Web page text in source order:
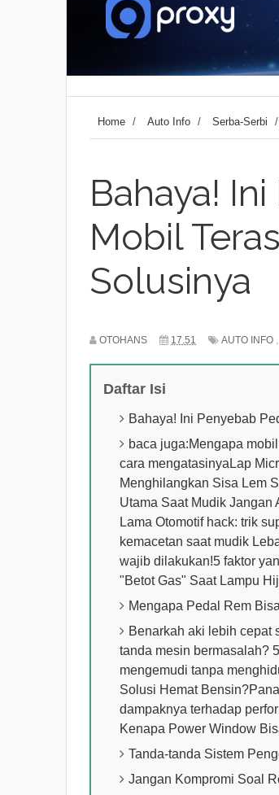
Home / Auto Info / Serba-Serbi /
Bahaya!
Mobil
Solusinya
OTOHANS 17.51 AUTO INFO ,
Daftar Isi
Bahaya! Ini Penyebab
baca juga:Mengapa
cara mengatasinyaLap
Menghilangkan Sisa Lem
Utama Saat Mudik Jangan
Lama Otomotif hack: trik
kemacetan saat mudik
wajib dilakukan!5 faktor
"Betot Gas" Saat Lampu
Mengapa Pedal Rem
Benarkah aki lebih cepat
tanda mesin bermasalah?
mengemudi tanpa
Solusi Hemat
dampaknya terhadap
Kenapa Power Window
Tanda-tanda Sistem
Jangan Kompromi Soal